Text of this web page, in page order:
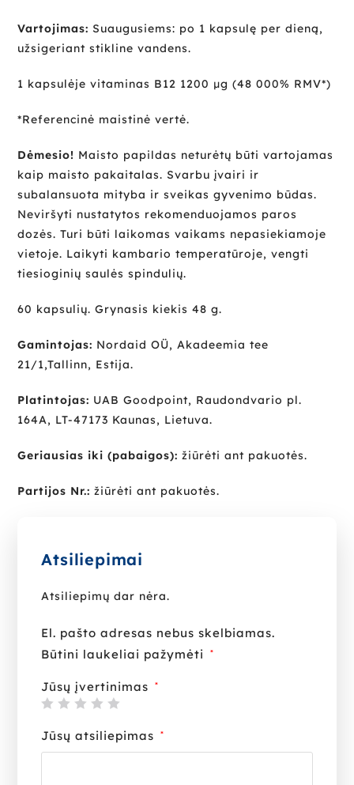
Vartojimas: Suaugusiems: po 1 kapsulę per dieną,
užsigeriant stikline vandens.
1 kapsulėje vitaminas B12 1200 µg (48 000% RMV*)
*Referencinė maistinė vertė.
Dėmesio! Maisto papildas neturėtų būti vartojamas
kaip maisto pakaitalas. Svarbu įvairi ir
subalansuota mityba ir sveikas gyvenimo būdas.
Neviršyti nustatytos rekomenduojamos paros
dozės. Turi būti laikomas vaikams nepasiekiamoje
vietoje. Laikyti kambario temperatūroje, vengti
tiesioginių saulės spindulių.
60 kapsulių. Grynasis kiekis 48 g.
Gamintojas: Nordaid OÜ, Akadeemia tee
21/1,Tallinn, Estija.
Platintojas: UAB Goodpoint, Raudondvario pl.
164A, LT-47173 Kaunas, Lietuva.
Geriausias iki (pabaigos): žiūrėti ant pakuotės.
Partijos Nr.: žiūrėti ant pakuotės.
Atsiliepimai
Atsiliepimų dar nėra.
El. pašto adresas nebus skelbiamas.
Būtini laukeliai pažymėti
*
Jūsų įvertinimas *
Jūsų atsiliepimas *